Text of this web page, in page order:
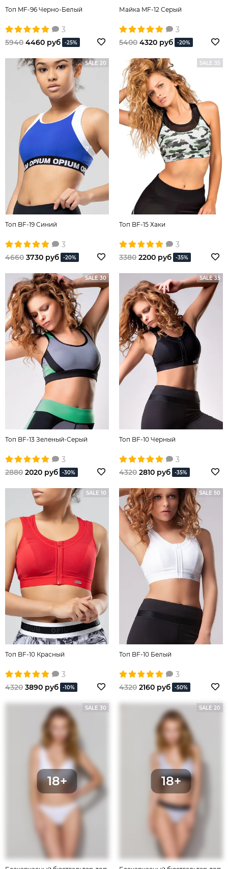
Топ MF-96 Черно-Белый
3
5940 4460 руб -25%
Майка MF-12 Серый
3
5400 4320 руб -20%
SALE 20
Топ BF-19 Синий
3
4660 3730 руб -20%
SALE 35
Топ BF-15 Хаки
3
3380 2200 руб -35%
SALE 30
Топ BF-13 Зеленый-Серый
3
2880 2020 руб -30%
SALE 35
Топ BF-10 Черный
3
4320 2810 руб -35%
SALE 10
Топ BF-10 Красный
3
4320 3890 руб -10%
SALE 50
Топ BF-10 Белый
3
4320 2160 руб -50%
SALE 30 SALE 20